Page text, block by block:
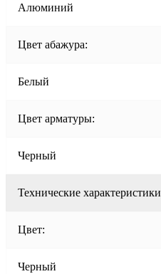
Алюминий
Цвет абажура:
Белый
Цвет арматуры:
Черный
Технические характеристики
Цвет:
Черный